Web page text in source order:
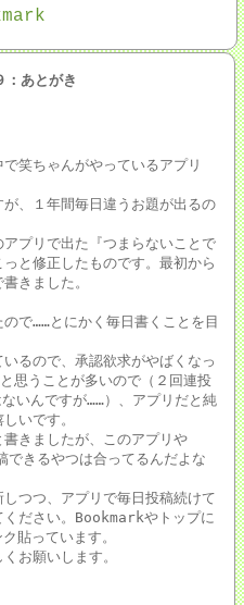
：あとがき
笑ちゃんがやっているアプリ
が、１年間毎日違うお題が出るの
プリで出た『つまらないことで
と修正したものです。最初から
きました。
で……とにかく毎日書くことを目
るので、承認欲求がやばくなっ
思うことが多いので（２回連投
いんですが……）、アプリだと純
いです。
きましたが、このアプリや
きるやつは合ってるんだよな
つつ、アプリで毎日投稿続けて
ださい。Bookmarkやトップに
貼っています。
お願いします。